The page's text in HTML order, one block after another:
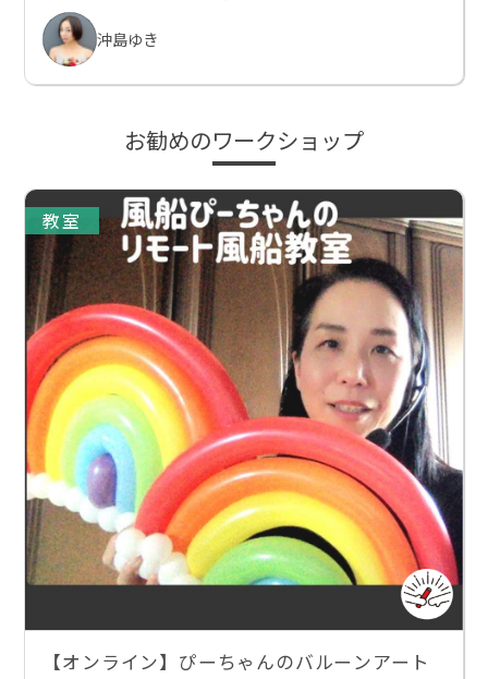
沖島ゆき
お勧めのワークショップ
教室
【オンライン】ぴーちゃんのバルーンアート